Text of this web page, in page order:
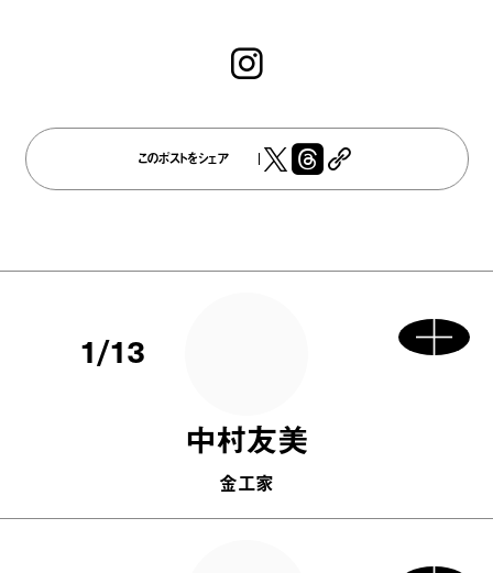
このポストをシェア
1/13
中村友美
金工家